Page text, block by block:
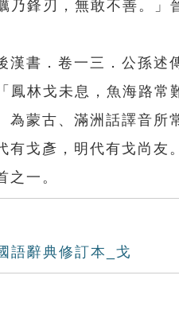
乃鋒刃，無敢不善。」
漢書．卷一三．公孫述
鳳林戈未息，魚海路常
為蒙古、滿洲話譯音所
有戈彥，明代有戈尚友。
之一。
語辭典修訂本_戈